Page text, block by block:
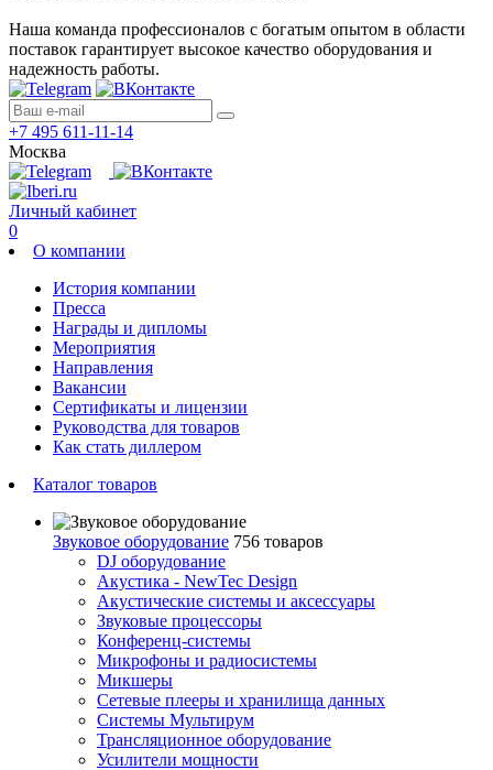
Наша команда профессионалов с богатым опытом в области
поставок гарантирует высокое качество оборудования и
надежность работы.
+7 495 611-11-14
Москва
Личный кабинет
0
О компании
История компании
Пресса
Награды и дипломы
Мероприятия
Направления
Вакансии
Сертификаты и лицензии
Руководства для товаров
Как стать диллером
Каталог товаров
Звуковое оборудование 756 товаров
DJ оборудование
Акустика - NewTec Design
Акустические системы и аксессуары
Звуковые процессоры
Конференц-системы
Микрофоны и радиосистемы
Микшеры
Сетевые плееры и хранилища данных
Системы Мультирум
Трансляционное оборудование
Усилители мощности